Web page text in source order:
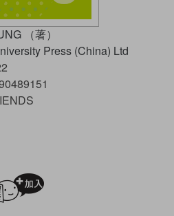
（著）
Press (China) Ltd